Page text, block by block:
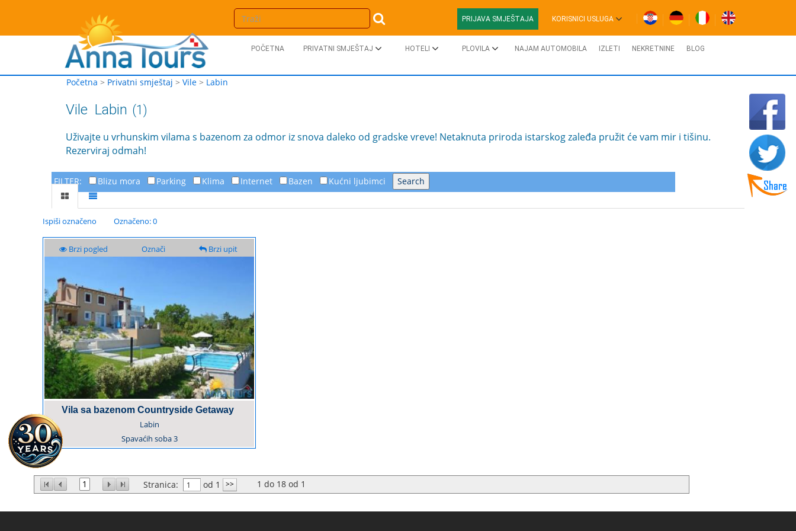
PRIJAVA SMJEŠTAJA KORISNICI USLUGA
POČETNA PRIVATNI SMJEŠTAJ HOTELI PLOVILA NAJAM AUTOMOBILA IZLETI NEKRETNINE BLOG
Početna > Privatni smještaj > Vile > Labin
Vile Labin (1)
Uživajte u vrhunskim vilama s bazenom za odmor iz snova daleko od gradske vreve! Netaknuta priroda istarskog zaleđa pružit će vam mir i tišinu.
Rezerviraj odmah!
FILTER: Blizu mora Parking Klima Internet Bazen Kućni ljubimci
Ispiši označeno Označeno: 0
Brzi pogled Označi Brzi upit
Vila sa bazenom Countryside Getaway
Labin
Spavaćih soba3
1 Stranica: od 1 1 do 18 od 1